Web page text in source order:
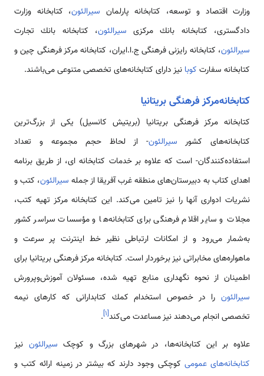
وزارت اقتصاد و توسعه، کتابخانه پارلمان سیرالئون، کتابخانه وزارت
دادگستری، کتابخانه بانك مرکزی سیرالئون، کتابخانه بانك تجارت
سیرالئون، کتابخانه رایزنی فرهنگی ج.ا.ایران، کتابخانه مرکز فرهنگی چین و
کتابخانه سفارت کوبا نیز دارای کتابخانه‌های تخصصی متنوعی می‌باشند.
كتابخانه‌مرکز فرهنگی بریتانیا
کتابخانه مرکز فرهنگی بریتانیا (بریتیش کانسیل) یکی از بزرگ‌ترین
کتابخانه‌های کشور سیرالئون- از لحاظ حجم مجموعه و تعداد
استفاده‌كنندگان- است که علاوه بر خدمات کتابخانه ای، از طریق برنامه
اهدای كتاب به دبیرستان‌های منطقه غرب آفریقا از جمله سیرالئون، كتب و
نشریات ادواری آنها را نیز تامین می‌كند. این كتابخانه مركز تهیه كتب،
مجلات و سایر اقلام فرهنگی برای كتابخانه‌ها و مؤسسات سراسر كشور
به‌شمار می‌رود و از امکانات ارتباطی نظیر خط اینترنت پر سرعت و
ماهواره‌های مخابراتی نیز برخوردار است. کتابخانه مرکز فرهنگی بریتانیا برای
اطمینان از نحوه نگهداری منابع تهیه شده، مسئولان آموزش‌و‌پرورش
سیرالئون را در خصوص استخدام كمك كتابدارانی كه كارهای نیمه
تخصصی انجام می‌دهند نیز مساعدت می‌كند[۱]
.
علاوه بر این کتابخانه‌ها، در شهرهای بزرگ و کوچک سیرالئون نیز
کتابخانه‌های عمومی کوچکی وجود دارند که بیشتر در زمینه ارائه کتب و